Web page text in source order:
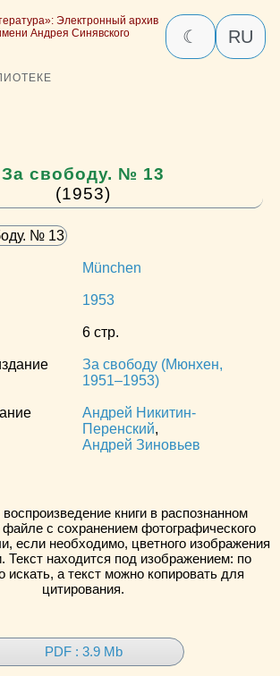
Электронный архив
Андрея Синявского
☾ RU
За свободу. № 13
(1953)
München
1953
6 стр.
За свободу (Мюнхен,
1951–1953)
Андрей Никитин-
Перенский,
Андрей Зиновьев
книги в распознанном
с сохранением фотографического
если необходимо, цветного изображения
Текст находится под изображением: по
а текст можно копировать для
цитирования.
PDF : 3.9 Mb